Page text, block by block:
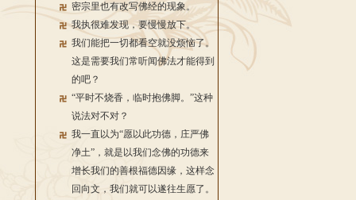
密宗里也有改写佛经的现象。
我执很难发现，要慢慢放下。
我们能把一切都看空就没烦恼了。
这是需要我们常听闻佛法才能得到
的吧？
“平时不烧香，临时抱佛脚。”这种
说法对不对？
我一直以为“愿以此功德，庄严佛
净土”，就是以我们念佛的功德来
增长我们的善根福德因缘，这样念
回向文，我们就可以遂往生愿了。